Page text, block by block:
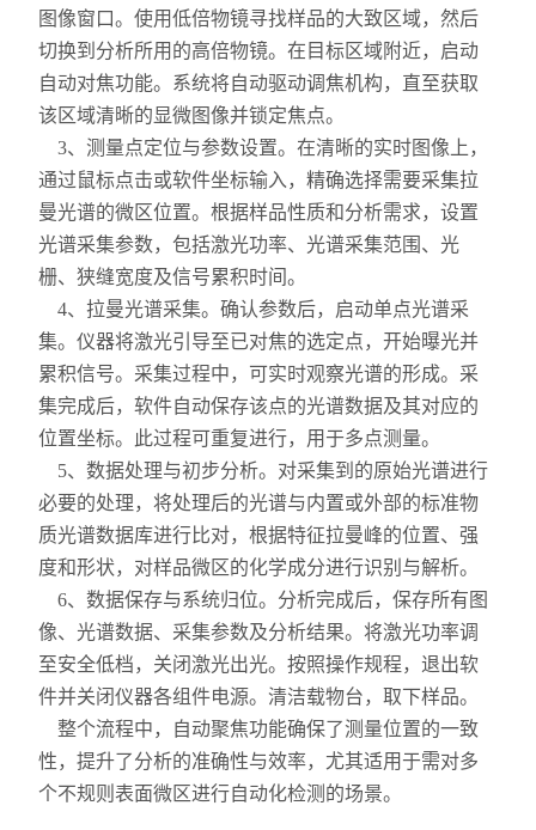
图像窗口。使用低倍物镜寻找样品的大致区域，然后
切换到分析所用的高倍物镜。在目标区域附近，启动
自动对焦功能。系统将自动驱动调焦机构，直至获取
该区域清晰的显微图像并锁定焦点。
3、测量点定位与参数设置。在清晰的实时图像上，
通过鼠标点击或软件坐标输入，精确选择需要采集拉
曼光谱的微区位置。根据样品性质和分析需求，设置
光谱采集参数，包括激光功率、光谱采集范围、光
栅、狭缝宽度及信号累积时间。
4、拉曼光谱采集。确认参数后，启动单点光谱采
集。仪器将激光引导至已对焦的选定点，开始曝光并
累积信号。采集过程中，可实时观察光谱的形成。采
集完成后，软件自动保存该点的光谱数据及其对应的
位置坐标。此过程可重复进行，用于多点测量。
5、数据处理与初步分析。对采集到的原始光谱进行
必要的处理，将处理后的光谱与内置或外部的标准物
质光谱数据库进行比对，根据特征拉曼峰的位置、强
度和形状，对样品微区的化学成分进行识别与解析。
6、数据保存与系统归位。分析完成后，保存所有图
像、光谱数据、采集参数及分析结果。将激光功率调
至安全低档，关闭激光出光。按照操作规程，退出软
件并关闭仪器各组件电源。清洁载物台，取下样品。
整个流程中，自动聚焦功能确保了测量位置的一致
性，提升了分析的准确性与效率，尤其适用于需对多
个不规则表面微区进行自动化检测的场景。